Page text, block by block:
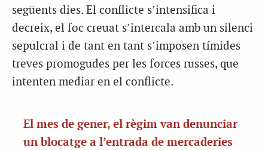
següents dies. El conflicte s’intensifica i
decreix, el foc creuat s’intercala amb un silenci
sepulcral i de tant en tant s’imposen tímides
treves promogudes per les forces russes, que
intenten mediar en el conflicte.
El mes de gener, el règim van denunciar
un blocatge a l’entrada de mercaderies